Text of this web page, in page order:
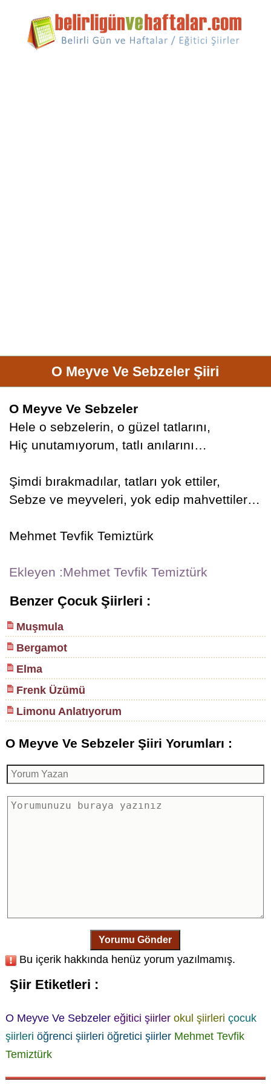
O Meyve Ve Sebzeler Şiiri
O Meyve Ve Sebzeler
Hele o sebzelerin, o güzel tatlarını,
Hiç unutamıyorum, tatlı anılarını…
Şimdi bırakmadılar, tatları yok ettiler,
Sebze ve meyveleri, yok edip mahvettiler…
Mehmet Tevfik Temiztürk
Ekleyen :Mehmet Tevfik Temiztürk
Benzer Çocuk Şiirleri :
Muşmula
Bergamot
Elma
Frenk Üzümü
Limonu Anlatıyorum
O Meyve Ve Sebzeler Şiiri Yorumları :
Yorumu Gönder
Bu içerik hakkında henüz yorum yazılmamış.
Şiir Etiketleri :
O Meyve Ve Sebzeler eğitici şiirler okul şiirleri çocuk
şiirleri öğrenci şiirleri öğretici şiirler Mehmet Tevfik
Temiztürk